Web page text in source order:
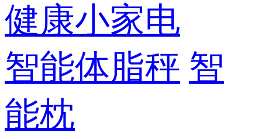
健康小家电
智能体脂秤 智
能枕